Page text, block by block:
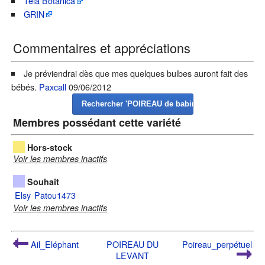
GRIN
Commentaires et appréciations
Je préviendrai dès que mes quelques bulbes auront fait des
bébés. Paxcall09/06/2012
Membres possédant cette variété
Hors-stock
Voir les membres inactifs
Souhait
Elsy Patou1473
Voir les membres inactifs
Ail_Eléphant
POIREAU DU
LEVANT
Poireau_perpétuel